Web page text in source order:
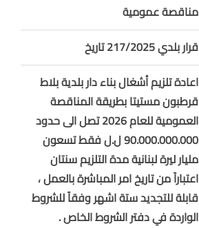
مناقصة عمومية
قرار بلدي 217/2025 تاريخ
اعادة تلزيم أشغال بناء دار بلدية بلاط
قرطبون مستيتا بطريقة المناقصة
العمومية للعام 2026 تصل الى حدود
90.000.000.000 ل.ل فقط تسعون
مليار ليرة لبنانية مدة التلزيم سنتان
اعتباراً من تاريخ امر المباشرة بالعمل ،
قابلة للتجديد ستة اشهر وفقاً للشروط
الواردة في دفتر الشروط الخاص .